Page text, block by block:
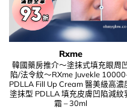
Rxme
韓國藥房推介～塗抹式填充眼周
陷/法令紋～RXme Juvekle
PDLLA Fill Up Cream 醫美級高濃
塗抹型 PDLLA 填充皮膚凹陷減紋
霜 – 30ml